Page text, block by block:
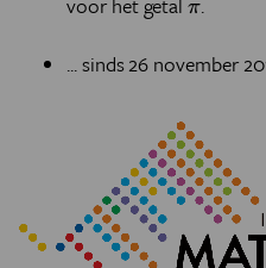
π
... sinds 26 november